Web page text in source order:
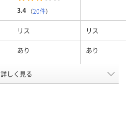
3.4 （20件）
リス リス
あり あり
グレー系 ブルー系
詳しく見る